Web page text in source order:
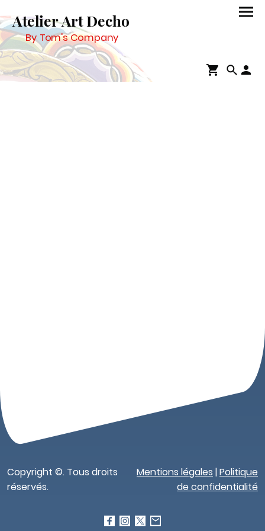
Atelier Art Decho
By Tom's Company
Copyright ©. Tous droits
réservés.
Mentions légales |Politique
de confidentialité